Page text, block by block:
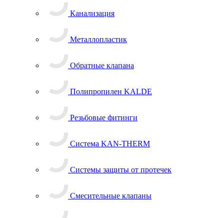
Канализация
Металлопластик
Обратные клапана
Полипропилен KALDE
Резьбовые фитинги
Система KAN-THERM
Системы защиты от протечек
Смесительные клапаны